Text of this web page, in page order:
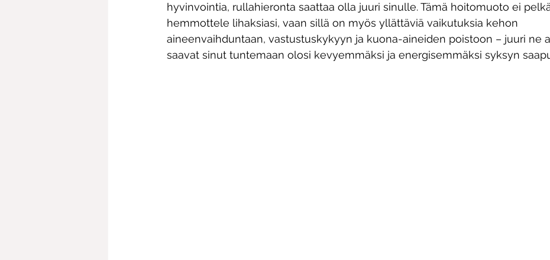
hyvinvointia, rullahieronta saattaa olla juuri sinulle. Tämä hoitomuoto ei
hemmottele lihaksiasi, vaan sillä on myös yllättäviä vaikutuksia kehon
aineenvaihduntaan, vastustuskykyyn ja kuona-aineiden poistoon – juuri ne
saavat sinut tuntemaan olosi kevyemmäksi ja energisemmäksi syksyn